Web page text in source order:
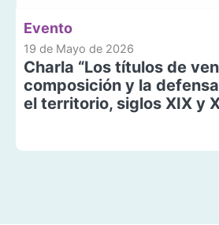
Evento
19 de Mayo de 2026
Charla “Los títulos de
composición y la
el territorio, siglos XIX y